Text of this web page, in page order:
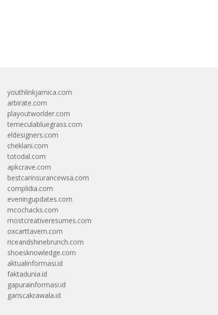
youthlinkjamica.com
arbirate.com
playoutworlder.com
temeculabluegrass.com
eldesigners.com
cheklani.com
totodal.com
apkcrave.com
bestcarinsurancewsa.com
complidia.com
eveningupdates.com
mcochacks.com
mostcreativeresumes.com
oxcarttavern.com
riceandshinebrunch.com
shoesknowledge.com
aktualinformasi.id
faktadunia.id
gapurainformasi.id
gariscakrawala.id